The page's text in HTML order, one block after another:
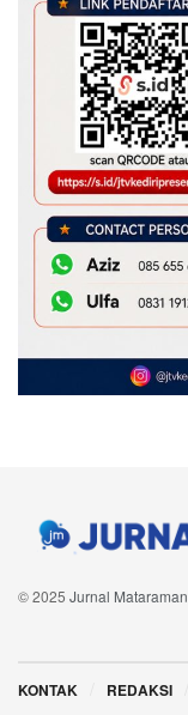
© 2025 Jurnal Mataraman
KONTAK REDAKSI